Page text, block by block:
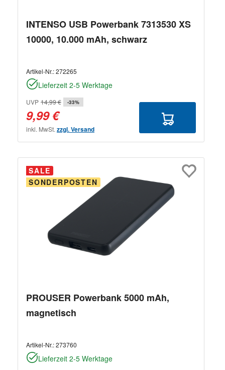
INTENSO USB Powerbank 7313530 XS
10000, 10.000 mAh, schwarz
Artikel-Nr.:272265
Lieferzeit 2-5 Werktage
UVP 14,99 € -33%
9,99 €
inkl. MwSt. zzgl. Versand
SALE
SONDERPOSTEN
PROUSER Powerbank 5000 mAh,
magnetisch
Artikel-Nr.:273760
Lieferzeit 2-5 Werktage